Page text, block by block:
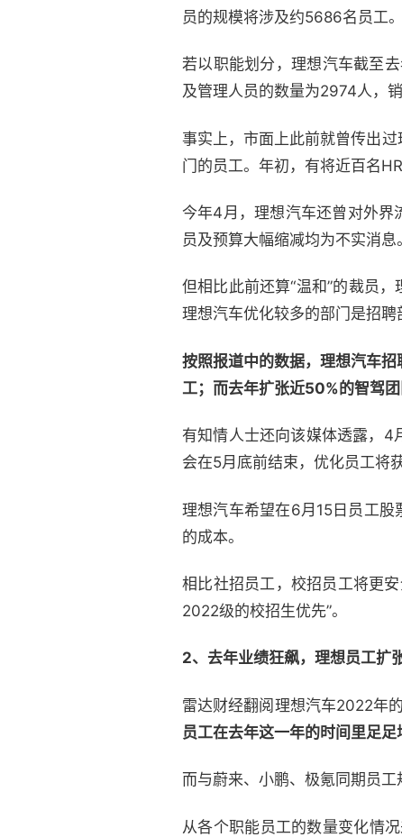
员的规模将涉及约5686名员工。
若以职能划分，理想汽车截至
及管理人员的数量为2974人，
事实上，市面上此前就曾传出
门的员工。年初，有将近百名
今年4月，理想汽车还曾对外界
员及预算大幅缩减均为不实消息。
但相比此前还算“温和”的裁员
理想汽车优化较多的部门是招聘
按照报道中的数据，理想汽车
工；而去年扩张近50%的智驾
有知情人士还向该媒体透露，4
会在5月底前结束，优化员工将
理想汽车希望在6月15日员工
的成本。
相比社招员工，校招员工将更
2022级的校招生优先”。
2、去年业绩狂飙，理想员工扩
雷达财经翻阅理想汽车2022年的
员工在去年这一年的时间里足
而与蔚来、小鹏、极氪同期员
从各个职能员工的数量变化情